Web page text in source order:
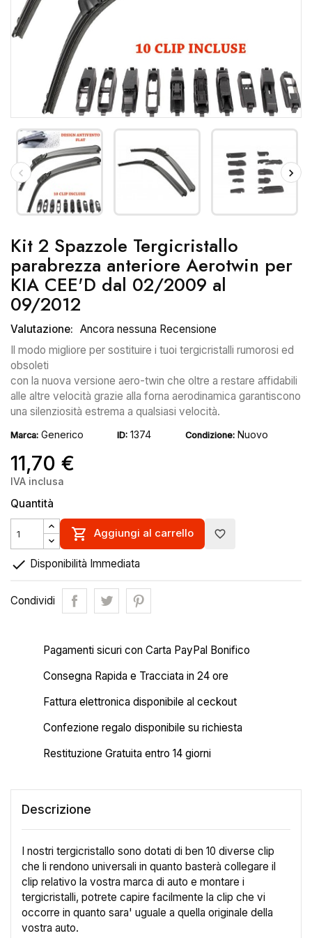
Kit 2 Spazzole Tergicristallo
parabrezza anteriore Aerotwin per
KIA CEE'D dal 02/2009 al
09/2012
Valutazione: Ancora nessuna Recensione
Il modo migliore per sostituire i tuoi tergicristalli rumorosi ed
obsoleti
con la nuova versione aero-twin che oltre a restare affidabili
alle altre velocità grazie alla forna aerodinamica garantiscono
una silenziosità estrema a qualsiasi velocità.
Marca: Generico ID: 1374 Condizione: Nuovo
11,70 €
IVA inclusa
Quantità
 Aggiungi al carrello favorite_border
 Disponibilità Immediata
Condividi
Pagamenti sicuri con Carta PayPal Bonifico
Consegna Rapida e Tracciata in 24 ore
Fattura elettronica disponibile al ceckout
Confezione regalo disponibile su richiesta
Restituzione Gratuita entro 14 giorni
Descrizione
I nostri tergicristallo sono dotati di ben 10 diverse clip
che li rendono universali in quanto basterà collegare il
clip relativo la vostra marca di auto e montare i
tergicristalli, potrete capire facilmente la clip che vi
occorre in quanto sara' uguale a quella originale della
vostra auto.